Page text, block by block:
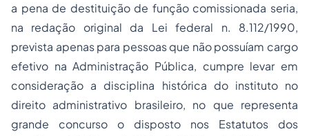
a pena de destituição de função comissionada seria,
na redação original da Lei federal n. 8.112/1990,
prevista apenas para pessoas que não possuíam cargo
efetivo na Administração Pública, cumpre levar em
consideração a disciplina histórica do instituto no
direito administrativo brasileiro, no que representa
grande concurso o disposto nos Estatutos dos